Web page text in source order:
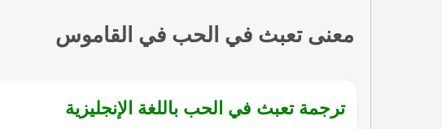
معنى تعبث في الحب في القاموس
ترجمة تعبث في الحب باللغة الإنجليزية